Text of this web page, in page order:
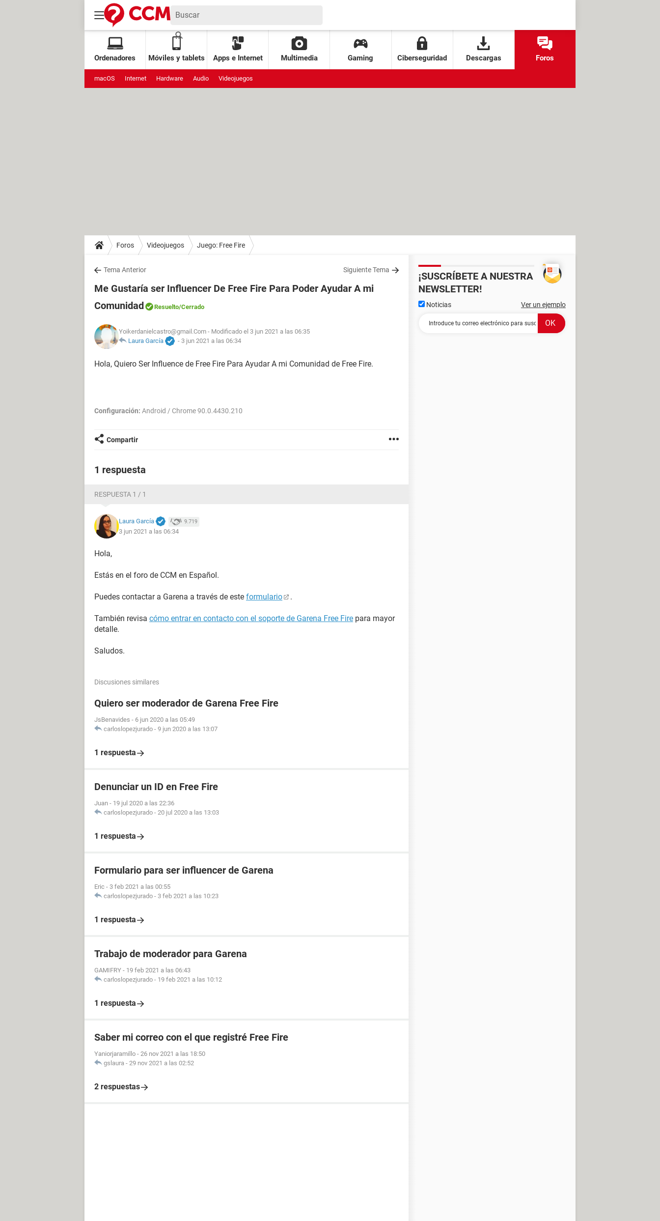
Ordenadores Móviles y tablets Apps e Internet Multimedia Gaming Ciberseguridad Descargas Foros
macOS Internet Hardware Audio Videojuegos
Foros Videojuegos Juego: Free Fire
Tema Anterior Siguiente Tema
Me Gustaría ser Influencer De Free Fire Para Poder Ayudar A mi
Comunidad
Resuelto/Cerrado
Yoikerdanielcastro@gmail.Com - Modificado el 3 jun 2021 a las 06:35
Laura García
- 3 jun 2021 a las 06:34
Hola, Quiero Ser Influence de Free Fire Para Ayudar A mi Comunidad de Free Fire.
Configuración: Android / Chrome 90.0.4430.210
Compartir
1 respuesta
RESPUESTA 1 / 1
Laura García 9.719
3 jun 2021 a las 06:34
Hola,
Estás en el foro de CCM en Español.
Puedes contactar a Garena a través de este formulario .
También revisa cómo entrar en contacto con el soporte de Garena Free Fire para mayor
detalle.
Saludos.
Discusiones similares
Quiero ser moderador de Garena Free Fire
JsBenavides - 6 jun 2020 a las 05:49
carloslopezjurado - 9 jun 2020 a las 13:07
1 respuesta
Denunciar un ID en Free Fire
Juan - 19 jul 2020 a las 22:36
carloslopezjurado - 20 jul 2020 a las 13:03
1 respuesta
Formulario para ser influencer de Garena
Eric - 3 feb 2021 a las 00:55
carloslopezjurado - 3 feb 2021 a las 10:23
1 respuesta
Trabajo de moderador para Garena
GAMIFRY - 19 feb 2021 a las 06:43
carloslopezjurado - 19 feb 2021 a las 10:12
1 respuesta
Saber mi correo con el que registré Free Fire
Yaniorjaramillo - 26 nov 2021 a las 18:50
gslaura - 29 nov 2021 a las 02:52
2 respuestas
¡SUSCRÍBETE A NUESTRA
NEWSLETTER!
Noticias Ver un ejemplo